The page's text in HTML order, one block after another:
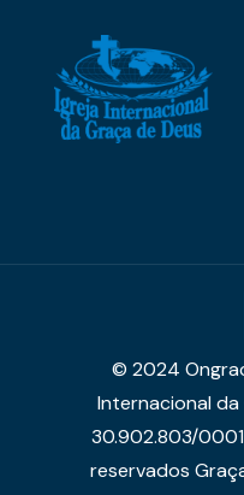
© 2024
Internacional da
30.902.803/
reservados